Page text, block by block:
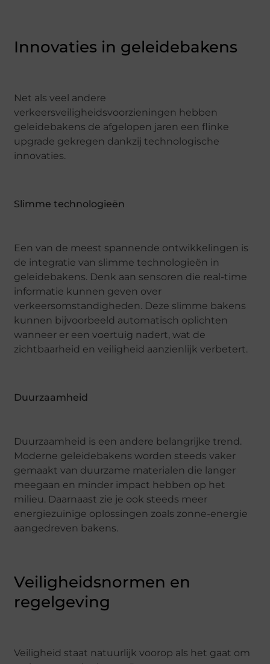
Innovaties in geleidebakens
Net als veel andere
verkeersveiligheidsvoorzieningen hebben
geleidebakens de afgelopen jaren een flinke
upgrade gekregen dankzij technologische
innovaties.
Slimme technologieën
Een van de meest spannende ontwikkelingen is
de integratie van slimme technologieën in
geleidebakens. Denk aan sensoren die real-time
informatie kunnen geven over
verkeersomstandigheden. Deze slimme bakens
kunnen bijvoorbeeld automatisch oplichten
wanneer er een voertuig nadert, wat de
zichtbaarheid en veiligheid aanzienlijk verbetert.
Duurzaamheid
Duurzaamheid is een andere belangrijke trend.
Moderne geleidebakens worden steeds vaker
gemaakt van duurzame materialen die langer
meegaan en minder impact hebben op het
milieu. Daarnaast zie je ook steeds meer
energiezuinige oplossingen zoals zonne-energie
aangedreven bakens.
Veiligheidsnormen en
regelgeving
Veiligheid staat natuurlijk voorop als het gaat om